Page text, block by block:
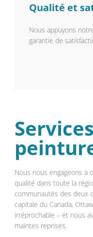
Qualité et
Nous appuyons
garantie de
Nous nous engageons à
qualité dans toute la
communautés des deux
capitale du Canada,
irréprochable – et nous
maintes reprises.